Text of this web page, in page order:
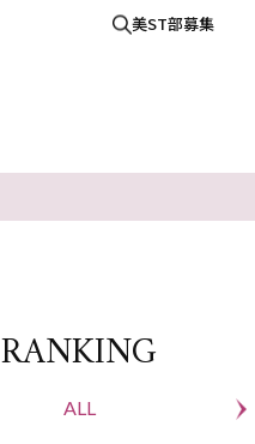
美ST部募集
RANKING
ALL